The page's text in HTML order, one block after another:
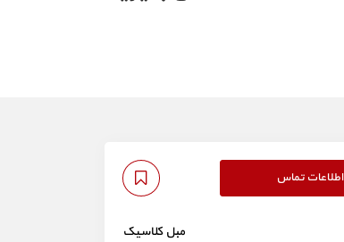
اطلاعات تماس
مبل کلاسیک